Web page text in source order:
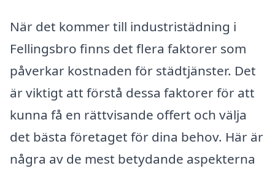
När det kommer till industristädning i
Fellingsbro finns det flera faktorer som
påverkar kostnaden för städtjänster. Det
är viktigt att förstå dessa faktorer för att
kunna få en rättvisande offert och välja
det bästa företaget för dina behov. Här är
några av de mest betydande aspekterna